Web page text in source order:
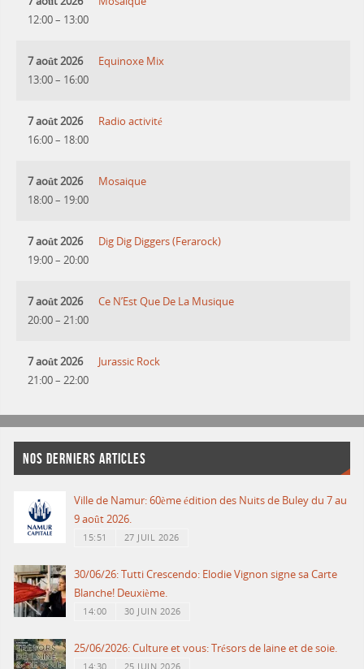
12:00– 13:00
7 août 2026
13:00– 16:00
Equinoxe Mix
7 août 2026
16:00– 18:00
Radio activité
7 août 2026
18:00– 19:00
Mosaique
7 août 2026
19:00– 20:00
Dig Dig Diggers (Ferarock)
7 août 2026
20:00– 21:00
Ce N’Est Que De La Musique
7 août 2026
21:00– 22:00
Jurassic Rock
NOS DERNIERS ARTICLES
Ville de Namur: 60ème édition des Nuits de Buley du 7 au
9 août 2026.
15:51 27 JUIL 2026
30/06/26: Tutti Crescendo: Elodie Vignon signe sa Carte
Blanche! Deuxième.
14:00 30 JUIN 2026
25/06/2026: Culture et vous: Trésors de laine et de soie.